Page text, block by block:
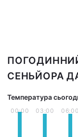
СЕНЬЙОРА
Температура
00:00 03:00 06:00